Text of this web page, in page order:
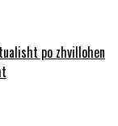
po zhvillohen